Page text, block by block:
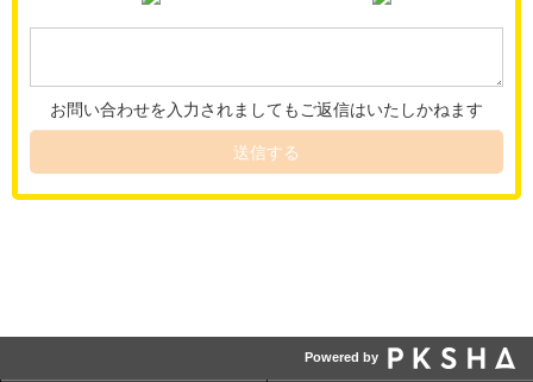
お問い合わせを入力されましてもご返信はいたしかねます
送信する
Powered by